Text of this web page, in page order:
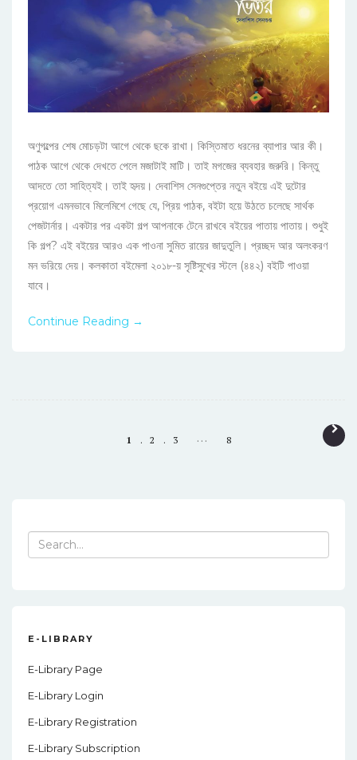
অণুগল্পের শেষ মোচড়টা আগে থেকে ছকে রাখা। কিস্তিমাত ধরনের ব্যাপার আর কী।
পাঠক আগে থেকে দেখতে পেলে মজাটাই মাটি। তাই মগজের ব্যবহার জরুরি। কিন্তু
আদতে তো সাহিত্যই। তাই হৃদয়। দেবাশিস সেনগুপ্তের নতুন বইয়ে এই দুটোর
প্রয়োগ এমনভাবে মিলেমিশে গেছে যে, প্রিয় পাঠক, বইটা হয়ে উঠতে চলেছে সার্থক
পেজটার্নার। একটার পর একটা গল্প আপনাকে টেনে রাখবে বইয়ের পাতায় পাতায়। শুধুই
কি গল্প? এই বইয়ের আরও এক পাওনা সুমিত রায়ের জাদুতুলি। প্রচ্ছদ আর অলংকরণ
মন ভরিয়ে দেয়। কলকাতা বইমেলা ২০১৮-য় সৃষ্টিসুখের স্টলে (৪৪২) বইটি পাওয়া
যাবে।
Continue Reading →
1 2 3 … 8
Search
for:
E-LIBRARY
E-Library Page
E-Library Login
E-Library Registration
E-Library Subscription